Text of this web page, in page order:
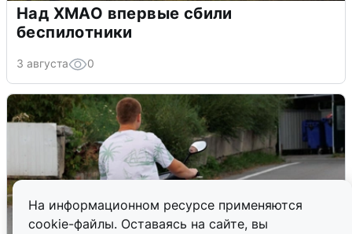
На информационном ресурсе применяются
cookie-файлы. Оставаясь на сайте, вы
Над ХМАО впервые сбили
беспилотники
3 августа 0